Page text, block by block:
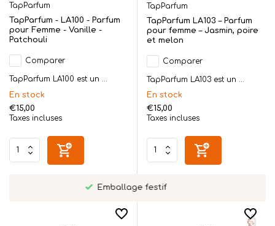
TapParfum
TapParfum - LA100 - Parfum
pour Femme - Vanille -
Patchouli
Comparer
TapParfum LA100 est un ...
En stock
€15,00
Taxes incluses
TapParfum
TapParfum LA103 – Parfum
pour femme – Jasmin, poire
et melon
Comparer
TapParfum LA103 est un ...
En stock
€15,00
Taxes incluses
Livré personnellement à Twente